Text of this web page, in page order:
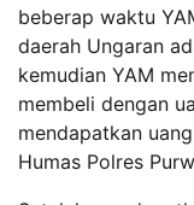
beberap waktu
daerah Ungaran
kemudian YAM
membeli dengan
mendapatkan
Humas Polres